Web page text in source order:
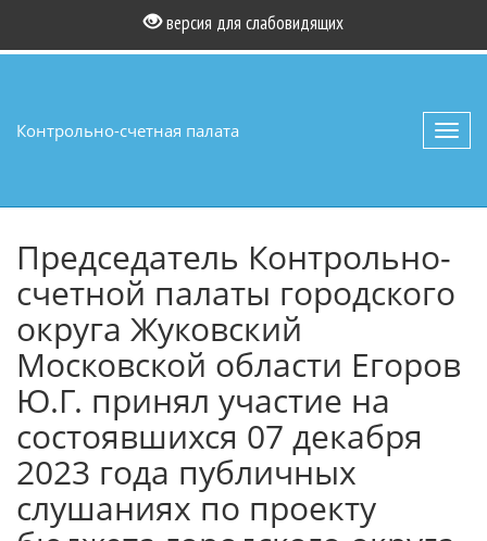
версия для слабовидящих
Контрольно-счетная палата
Председатель Контрольно-
счетной палаты городского
округа Жуковский
Московской области Егоров
Ю.Г. принял участие на
состоявшихся 07 декабря
2023 года публичных
слушаниях по проекту